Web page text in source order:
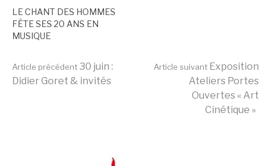
LE CHANT DES HOMMES
FÊTE SES 20 ANS EN
MUSIQUE
Lire
Article précédent 30 juin :
Didier Goret & invités
Article suivant Exposition
Ateliers Portes
Ouvertes « Art
Cinétique »